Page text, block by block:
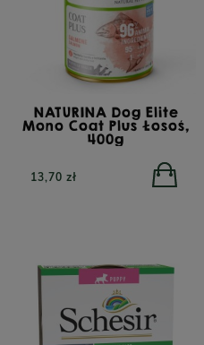
NATURINA Dog Elite
Mono Coat Plus Łosoś,
400g
13,70 zł